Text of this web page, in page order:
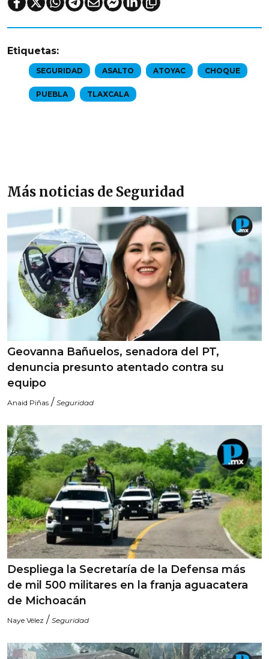
Etiquetas:
SEGURIDAD ASALTO ATOYAC CHOQUE
PUEBLA TLAXCALA
Más noticias de Seguridad
Geovanna Bañuelos, senadora del PT,
denuncia presunto atentado contra su
equipo
Anaid Piñas / Seguridad
Despliega la Secretaría de la Defensa más
de mil 500 militares en la franja aguacatera
de Michoacán
Naye Vélez / Seguridad